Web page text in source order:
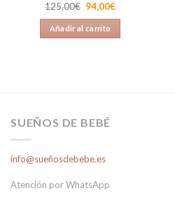
125,00€ El
precio
original
era:
125,00€.
94,00€El
94,00€.
Añadir al carrito
SUEÑOS DE BEBÉ
info@sueñosdebebe.es
Atención por WhatsApp